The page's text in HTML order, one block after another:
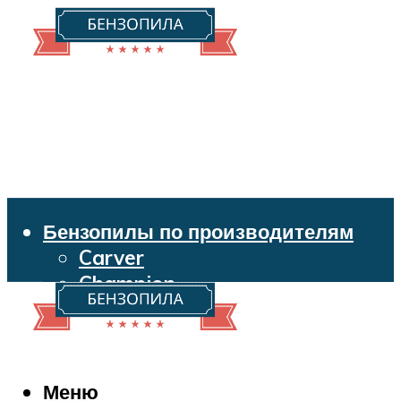
Бензопилы по производителям
Carver
Champion
Echo
Husqvarna
Makita
Меню